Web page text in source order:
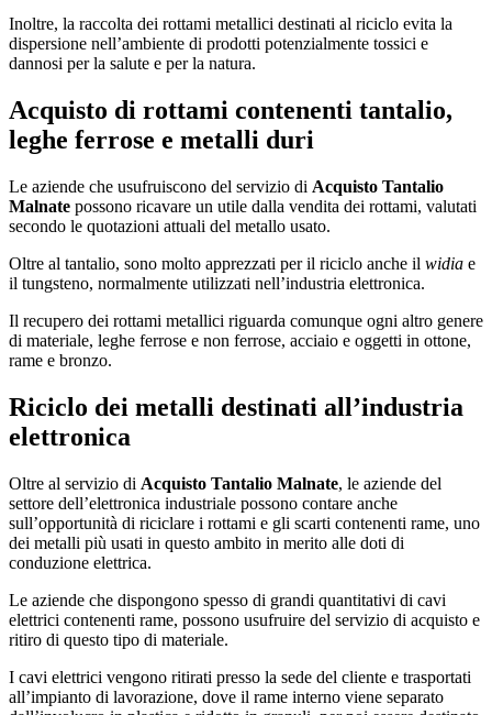
Inoltre, la raccolta dei rottami metallici destinati al riciclo evita la
dispersione nell’ambiente di prodotti potenzialmente tossici e
dannosi per la salute e per la natura.
Acquisto di rottami contenenti tantalio,
leghe ferrose e metalli duri
Le aziende che usufruiscono del servizio di Acquisto Tantalio
Malnate possono ricavare un utile dalla vendita dei rottami, valutati
secondo le quotazioni attuali del metallo usato.
Oltre al tantalio, sono molto apprezzati per il riciclo anche il widia e
il tungsteno, normalmente utilizzati nell’industria elettronica.
Il recupero dei rottami metallici riguarda comunque ogni altro genere
di materiale, leghe ferrose e non ferrose, acciaio e oggetti in ottone,
rame e bronzo.
Riciclo dei metalli destinati all’industria
elettronica
Oltre al servizio di Acquisto Tantalio Malnate, le aziende del
settore dell’elettronica industriale possono contare anche
sull’opportunità di riciclare i rottami e gli scarti contenenti rame, uno
dei metalli più usati in questo ambito in merito alle doti di
conduzione elettrica.
Le aziende che dispongono spesso di grandi quantitativi di cavi
elettrici contenenti rame, possono usufruire del servizio di acquisto e
ritiro di questo tipo di materiale.
I cavi elettrici vengono ritirati presso la sede del cliente e trasportati
all’impianto di lavorazione, dove il rame interno viene separato